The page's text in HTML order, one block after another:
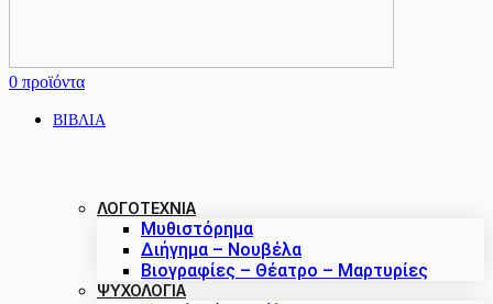
0 προϊόντα
ΒΙΒΛΙΑ
ΛΟΓΟΤΕΧΝΙΑ
Μυθιστόρημα
Διήγημα – Νουβέλα
Βιογραφίες – Θέατρο – Μαρτυρίες
ΨΥΧΟΛΟΓΙΑ